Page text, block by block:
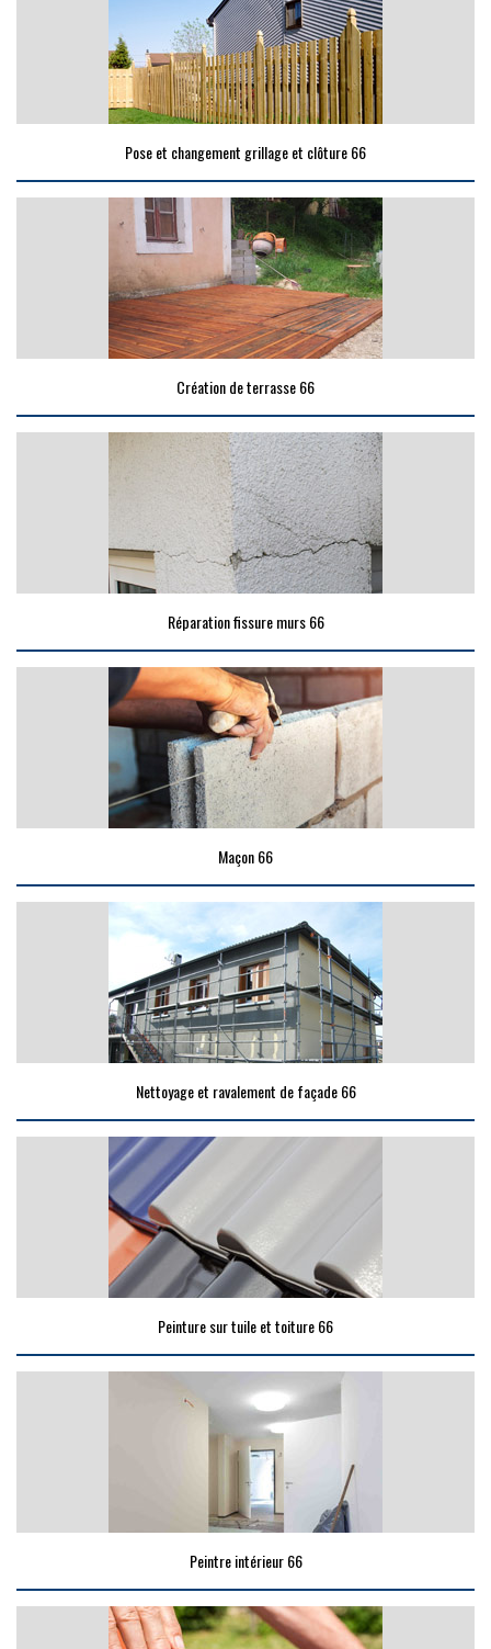
Pose et changement grillage et clôture 66
Création de terrasse 66
Réparation fissure murs 66
Maçon 66
Nettoyage et ravalement de façade 66
Peinture sur tuile et toiture 66
Peintre intérieur 66